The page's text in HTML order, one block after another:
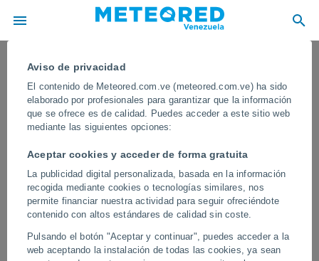
Aviso de privacidad
El contenido de Meteored.com.ve (meteored.com.ve) ha sido
elaborado por profesionales para garantizar que la información
que se ofrece es de calidad. Puedes acceder a este sitio web
mediante las siguientes opciones:
Aceptar cookies y acceder de forma gratuita
La publicidad digital personalizada, basada en la información
recogida mediante cookies o tecnologías similares, nos
permite financiar nuestra actividad para seguir ofreciéndote
contenido con altos estándares de calidad sin coste.
Pulsando el botón "Aceptar y continuar", puedes acceder a la
web aceptando la instalación de todas las cookies, ya sean
Un grupo de jirafas aguantan bajo una
fuerte tormenta en la reserva Masai